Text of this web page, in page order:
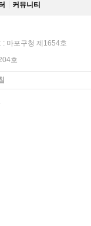
커뮤니티
마포구청 제1654호
호